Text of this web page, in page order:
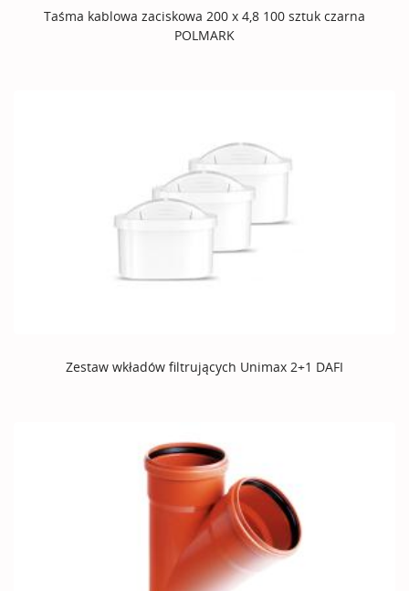
Taśma kablowa zaciskowa 200 x 4,8 100 sztuk czarna
POLMARK
Zestaw wkładów filtrujących Unimax 2+1 DAFI